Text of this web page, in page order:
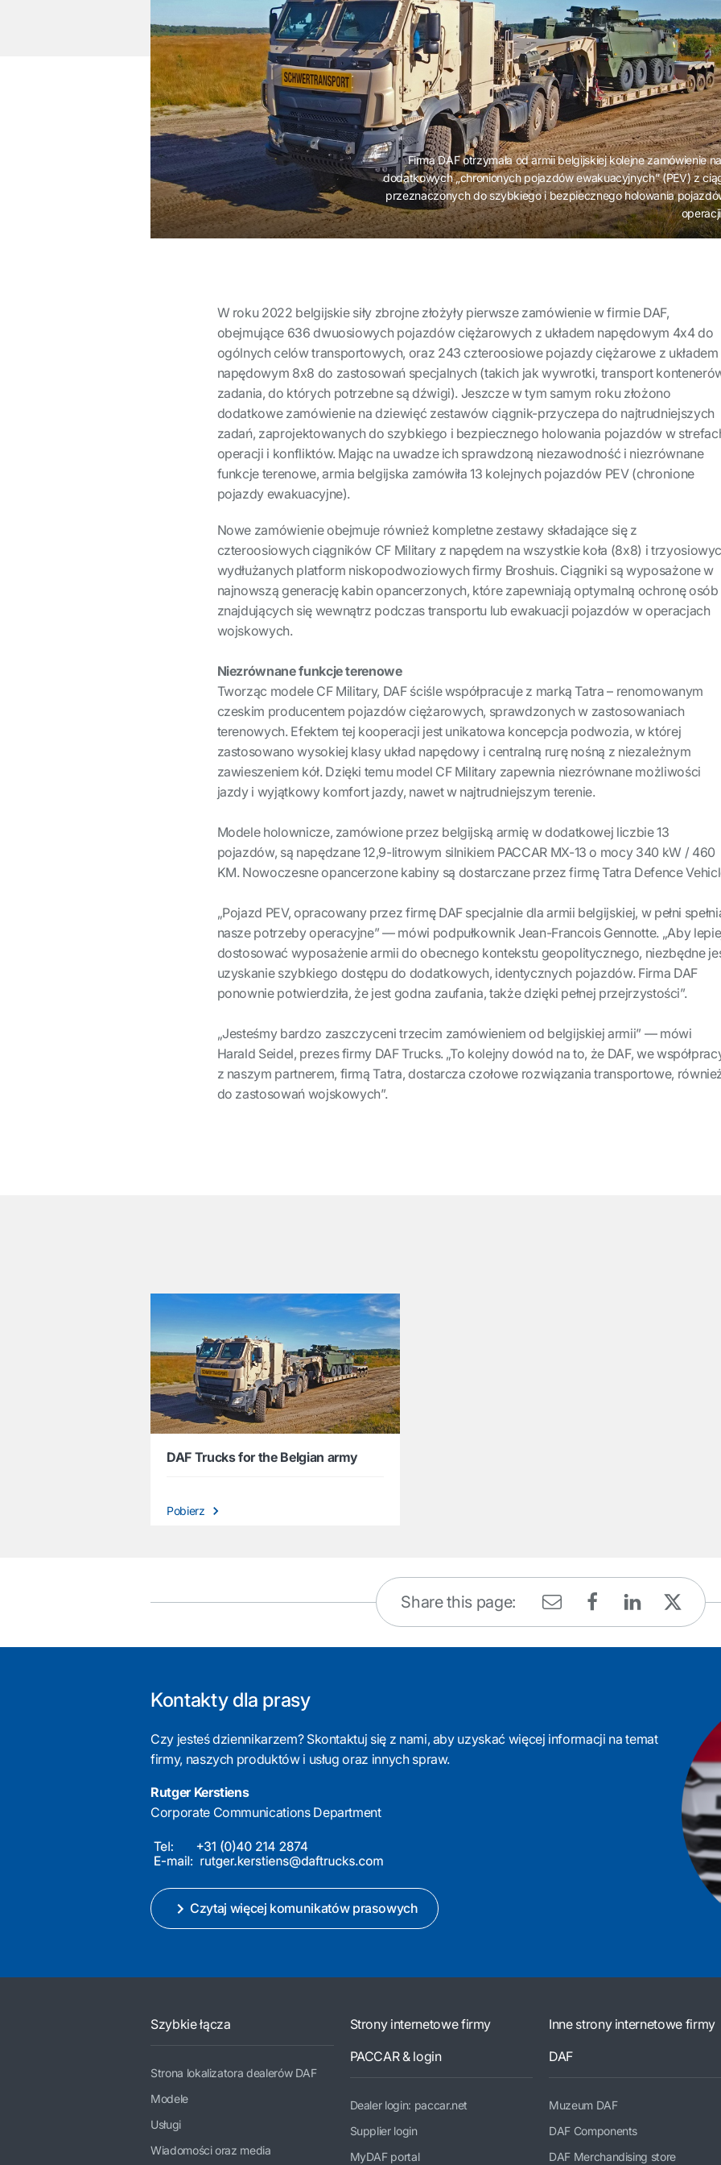
Firma DAF otrzymała od armii belgijskiej kolejne zamówienie
dodatkowych „chronionych pojazdów ewakuacyjnych” (PEV) z
przeznaczonych do szybkiego i bezpiecznego holowania
W roku 2022 belgijskie siły zbrojne złożyły pierwsze zamówienie w firmie DAF,
obejmujące 636 dwuosiowych pojazdów ciężarowych z układem napędowym 4x4 do
ogólnych celów transportowych, oraz 243 czteroosiowe pojazdy ciężarowe z układem
napędowym 8x8 do zastosowań specjalnych (takich jak wywrotki, transport
zadania, do których potrzebne są dźwigi). Jeszcze w tym samym roku złożono
dodatkowe zamówienie na dziewięć zestawów ciągnik-przyczepa do najtrudniejszych
zadań, zaprojektowanych do szybkiego i bezpiecznego holowania pojazdów w
operacji i konfliktów. Mając na uwadze ich sprawdzoną niezawodność i niezrównane
funkcje terenowe, armia belgijska zamówiła 13 kolejnych pojazdów PEV (chronione
pojazdy ewakuacyjne).
Nowe zamówienie obejmuje również kompletne zestawy składające się z
czteroosiowych ciągników CF Military z napędem na wszystkie koła (8x8) i
wydłużanych platform niskopodwoziowych firmy Broshuis. Ciągniki są wyposażone w
najnowszą generację kabin opancerzonych, które zapewniają optymalną ochronę osób
znajdujących się wewnątrz podczas transportu lub ewakuacji pojazdów w operacjach
wojskowych.
Niezrównane funkcje terenowe
Tworząc modele CF Military, DAF ściśle współpracuje z marką Tatra – renomowanym
czeskim producentem pojazdów ciężarowych, sprawdzonych w zastosowaniach
terenowych. Efektem tej kooperacji jest unikatowa koncepcja podwozia, w której
zastosowano wysokiej klasy układ napędowy i centralną rurę nośną z niezależnym
zawieszeniem kół. Dzięki temu model CF Military zapewnia niezrównane możliwości
jazdy i wyjątkowy komfort jazdy, nawet w najtrudniejszym terenie.
Modele holownicze, zamówione przez belgijską armię w dodatkowej liczbie 13
pojazdów, są napędzane 12,9-litrowym silnikiem PACCAR MX-13 o mocy 340 kW / 460
KM. Nowoczesne opancerzone kabiny są dostarczane przez firmę Tatra Defence
„Pojazd PEV, opracowany przez firmę DAF specjalnie dla armii belgijskiej, w pełni
nasze potrzeby operacyjne” — mówi podpułkownik Jean-Francois Gennotte. „Aby
dostosować wyposażenie armii do obecnego kontekstu geopolitycznego, niezbędne
uzyskanie szybkiego dostępu do dodatkowych, identycznych pojazdów. Firma DAF
ponownie potwierdziła, że jest godna zaufania, także dzięki pełnej przejrzystości”.
„Jesteśmy bardzo zaszczyceni trzecim zamówieniem od belgijskiej armii” — mówi
Harald Seidel, prezes firmy DAF Trucks. „To kolejny dowód na to, że DAF, we
z naszym partnerem, firmą Tatra, dostarcza czołowe rozwiązania transportowe,
do zastosowań wojskowych”.
DAF Trucks for the Belgian army
Pobierz
Share this page:
Kontakty dla prasy
Czy jesteś dziennikarzem? Skontaktuj się z nami, aby uzyskać więcej informacji na temat
firmy, naszych produktów i usług oraz innych spraw.
Rutger Kerstiens
Corporate Communications Department
Czytaj więcej komunikatów prasowych
Szybkie łącza
Strona lokalizatora dealerów DAF
Modele
Usługi
Wiadomości oraz media
Strony internetowe firmy
PACCAR & login
Dealer login: paccar.net
Supplier login
MyDAF portal
Inne strony internetowe firmy
DAF
Muzeum DAF
DAF Components
DAF Merchandising store